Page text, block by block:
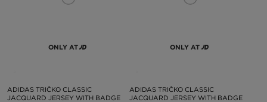
ONLY AT
ADIDAS TRIČKO CLASSIC
JACQUARD JERSEY WITH BADGE
ONLY AT
ADIDAS TRIČKO CLASSIC
JACQUARD JERSEY WITH BADGE